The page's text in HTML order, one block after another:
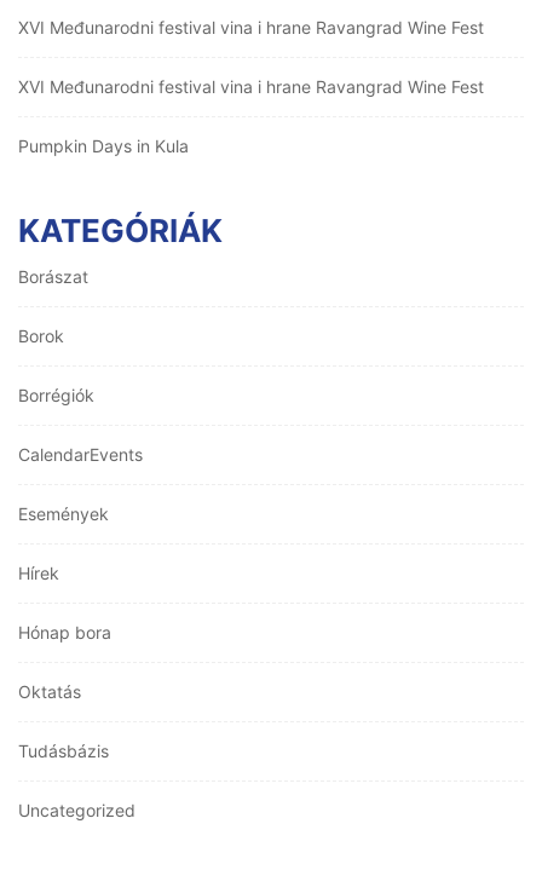
XVI Međunarodni festival vina i hrane Ravangrad Wine Fest
XVI Međunarodni festival vina i hrane Ravangrad Wine Fest
Pumpkin Days in Kula
KATEGÓRIÁK
Borászat
Borok
Borrégiók
CalendarEvents
Események
Hírek
Hónap bora
Oktatás
Tudásbázis
Uncategorized